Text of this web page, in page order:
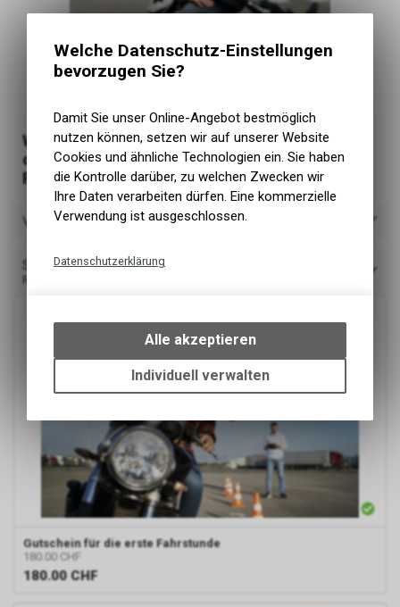
Wähle den für dich passenden Gutschein aus
oder melde dich unten direkt für eine
Fahrstunde an
Verfügbarkeit
Sortieren nach
Relevanz
Gutschein für die erste Fahrstunde
180.00 CHF
180.00 CHF
Welche Datenschutz-Einstellungen
bevorzugen Sie?
Damit Sie unser Online-Angebot bestmöglich
nutzen können, setzen wir auf unserer Website
Cookies und ähnliche Technologien ein. Sie haben
die Kontrolle darüber, zu welchen Zwecken wir
Ihre Daten verarbeiten dürfen. Eine kommerzielle
Verwendung ist ausgeschlossen.
Datenschutzerklärung
bestimmte Interaktionen und
Einstellungen auf Ihrem Gerät,
um die grundlegenden
Funktionen unseres Online-
des Warenkorbs, zu
ermöglichen. Bitte beachten Sie,
dass die gespeicherten Daten
keinerlei Rückschlüsse auf Ihre
persönlichen Informationen
zulassen.
Alle akzeptieren
Individuell verwalten